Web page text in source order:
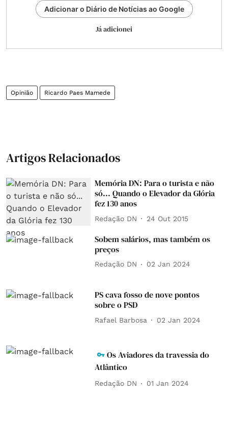
Adicionar o Diário de Notícias ao Google
Já adicionei
Opinião Ricardo Paes Mamede
Artigos Relacionados
Memória DN: Para o turista e não
só... Quando o Elevador da Glória
fez 130 anos
Redação DN 24 Out 2015
Sobem salários, mas também os
preços
Redação DN 02 Jan 2024
PS cava fosso de nove pontos
sobre o PSD
Rafael Barbosa 02 Jan 2024
Os Aviadores da travessia do
Atlântico
Redação DN 01 Jan 2024